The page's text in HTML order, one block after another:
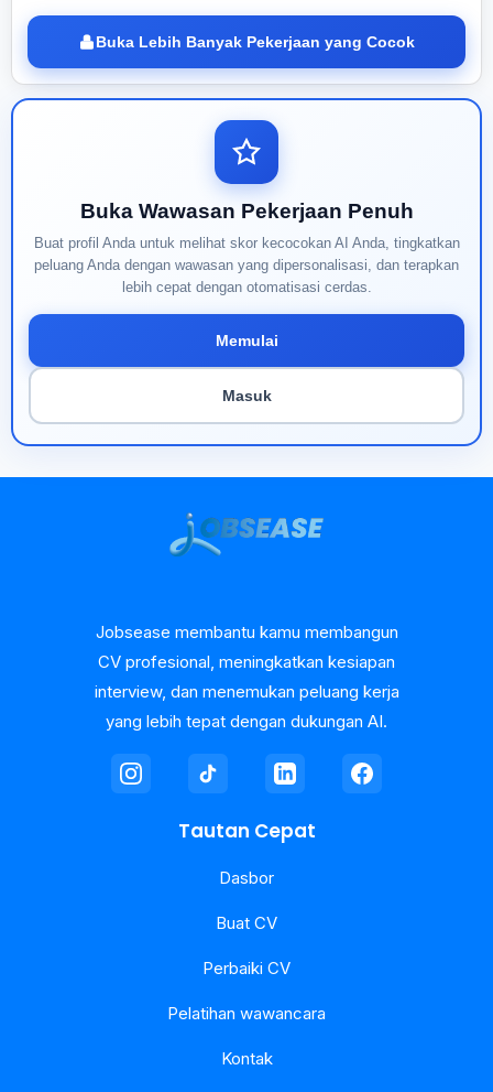
Buka Lebih Banyak Pekerjaan yang Cocok
Buka Wawasan Pekerjaan Penuh
Buat profil Anda untuk melihat skor kecocokan AI Anda, tingkatkan
peluang Anda dengan wawasan yang dipersonalisasi, dan terapkan
lebih cepat dengan otomatisasi cerdas.
Memulai
Masuk
Jobsease membantu kamu membangun
CV profesional, meningkatkan kesiapan
interview, dan menemukan peluang kerja
yang lebih tepat dengan dukungan AI.
Tautan Cepat
Dasbor
Buat CV
Perbaiki CV
Pelatihan wawancara
Kontak